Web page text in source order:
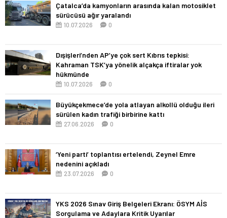
Çatalca’da kamyonların arasında kalan motosiklet
sürücüsü ağır yaralandı
10.07.2026 0
Dışişleri’nden AP’ye çok sert Kıbrıs tepkisi:
Kahraman TSK’ya yönelik alçakça iftiralar yok
hükmünde
10.07.2026 0
Büyükçekmece’de yola atlayan alkollü olduğu ileri
sürülen kadın trafiği birbirine kattı
27.06.2026 0
‘Yeni parti’ toplantısı ertelendi, Zeynel Emre
nedenini açıkladı
23.07.2026 0
YKS 2026 Sınav Giriş Belgeleri Ekranı: ÖSYM AİS
Sorgulama ve Adaylara Kritik Uyarılar